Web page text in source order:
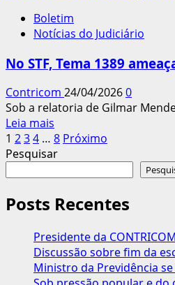
STF
suspende
de
para
garantir
revisão
da
vida
toda
Boletim
Notícias do Judiciário
No STF, Tema 1389
Contricom 24/04/20260
Sob a relatoria de Gilmar
Leia mais
mais
sobre
Tema
1389
ameaça
varrer
a
CLT,
Paginação
dos
1 234 … 8 Próximo
Pesquisar
Posts Recentes
Presidente da
Discussão sobre fim da
Ministro da Previdência